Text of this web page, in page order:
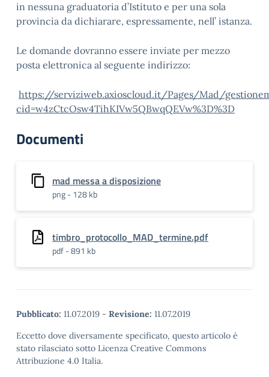
in nessuna graduatoria d’Istituto e per una sola
provincia da dichiarare, espressamente, nell’ istanza.
Le domande dovranno essere inviate per mezzo
posta elettronica al seguente indirizzo:
https://serviziweb.axioscloud.it/Pages/Mad/
cid=w4zCtcOsw4TihKIVw5QBwqQEVw%3D%3D
Documenti
mad messa a disposizione
png - 128 kb
timbro_protocollo_MAD_termine.pdf
pdf - 891 kb
Pubblicato: 11.07.2019 - Revisione: 11.07.2019
Eccetto dove diversamente specificato, questo articolo è
stato rilasciato sotto Licenza Creative Commons
Attribuzione 4.0 Italia.